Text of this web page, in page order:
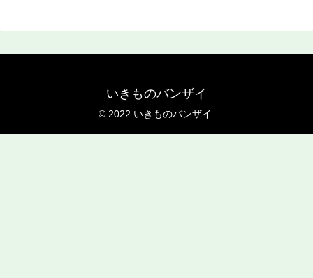
いきものバンザイ
© 2022 いきものバンザイ.